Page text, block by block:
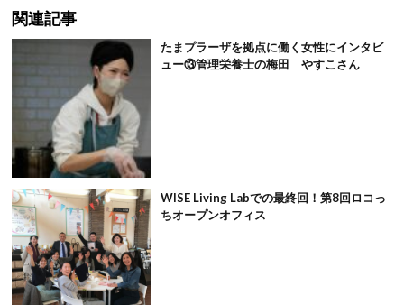
関連記事
たまプラーザを拠点に働く女性にインタビ
ュー⑬管理栄養士の梅田 やすこさん
WISE Living Labでの最終回！第8回ロコっ
ちオープンオフィス